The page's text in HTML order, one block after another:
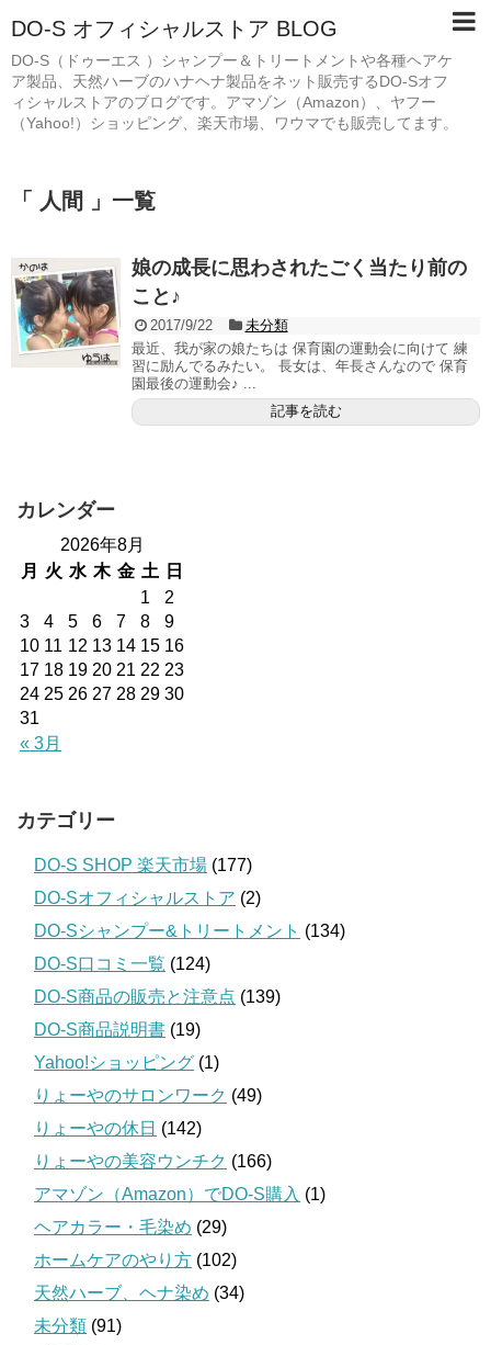
DO-S オフィシャルストア BLOG
DO-S（ドゥーエス ）シャンプー＆トリートメントや各種ヘアケ
ア製品、天然ハーブのハナヘナ製品をネット販売するDO-Sオフ
ィシャルストアのブログです。アマゾン（Amazon）、ヤフー
（Yahoo!）ショッピング、楽天市場、ワウマでも販売してます。
「 人間 」一覧
娘の成長に思わされたごく当たり前の
こと♪
2017/9/22
未分類
最近、我が家の娘たちは 保育園の運動会に向けて 練
習に励んでるみたい。 長女は、年長さんなので 保育
園最後の運動会♪ ...
記事を読む
カレンダー
2026年8月
月
火 水 木 金 土 日
« 3月
1
2
3
4 5 6 7 8
9
10 11 12 13 14 15 16
17 18 19 20 21 22 23
24 25 26 27 28 29 30
31
カテゴリー
DO-S SHOP 楽天市場 (177)
DO-Sオフィシャルストア (2)
DO-Sシャンプー&トリートメント (134)
DO-S口コミ一覧 (124)
DO-S商品の販売と注意点 (139)
DO-S商品説明書 (19)
Yahoo!ショッピング (1)
りょーやのサロンワーク (49)
りょーやの休日 (142)
りょーやの美容ウンチク (166)
アマゾン（Amazon）でDO-S購入 (1)
ヘアカラー・毛染め (29)
ホームケアのやり方 (102)
天然ハーブ、ヘナ染め (34)
未分類 (91)